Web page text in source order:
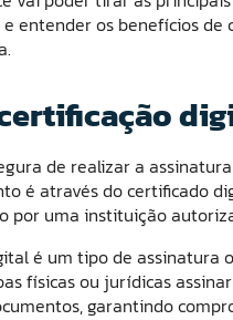
e entender os benefícios de
de realizar a
é através do certificado
por uma instituição
é um tipo de assinatura
físicas ou jurídicas assinar
garantindo